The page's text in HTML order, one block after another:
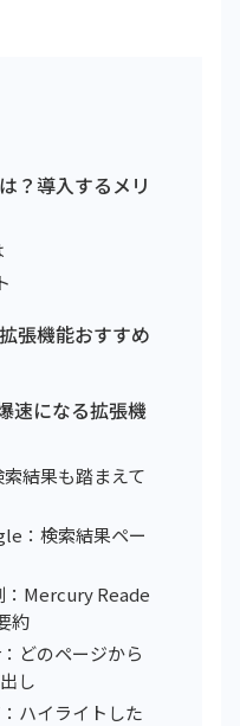
？導入するメリ
張機能おすすめ
速になる拡張機
結果も踏まえて
：検索結果ペー
：Mercury Reade
約
どのページから
し
ハイライトした